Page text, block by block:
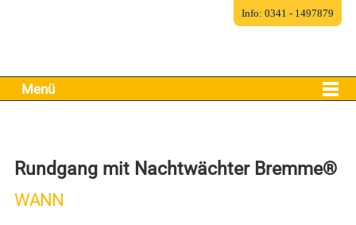
Menü
Rundgang mit Nachtwächter Bremme®
WANN
Info: 0341 - 1497879